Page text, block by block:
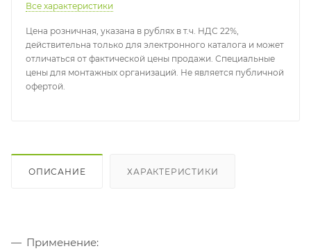
Все характеристики
Цена розничная, указана в рублях в т.ч. НДС 22%,
действительна только для электронного каталога и может
отличаться от фактической цены продажи. Специальные
цены для монтажных организаций. Не является публичной
офертой.
ОПИСАНИЕ ХАРАКТЕРИСТИКИ
Применение: